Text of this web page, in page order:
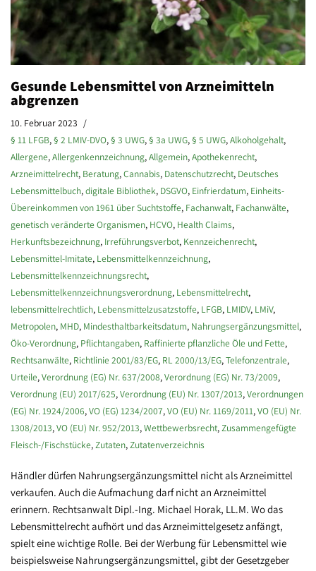
Gesunde Lebensmittel von Arzneimitteln
abgrenzen
10. Februar 2023
§ 11 LFGB,§ 2 LMIV-DVO,§ 3 UWG,§ 3a UWG,§ 5 UWG,Alkoholgehalt,
Allergene,Allergenkennzeichnung,Allgemein,Apothekenrecht,
Arzneimittelrecht, Beratung,Cannabis, Datenschutzrecht, Deutsches
Lebensmittelbuch,digitale Bibliothek, DSGVO, Einfrierdatum, Einheits-
Übereinkommen von 1961 über Suchtstoffe, Fachanwalt, Fachanwälte,
genetisch veränderte Organismen, HCVO, Health Claims,
Herkunftsbezeichnung, Irreführungsverbot, Kennzeichenrecht,
Lebensmittel-Imitate, Lebensmittelkennzeichnung,
Lebensmittelkennzeichnungsrecht,
Lebensmittelkennzeichnungsverordnung, Lebensmittelrecht,
lebensmittelrechtlich, Lebensmittelzusatzstoffe, LFGB, LMIDV, LMiV,
Metropolen, MHD, Mindesthaltbarkeitsdatum, Nahrungsergänzungsmittel,
Öko-Verordnung, Pflichtangaben, Raffinierte pflanzliche Öle und Fette,
Rechtsanwälte, Richtlinie 2001/83/EG, RL 2000/13/EG,Telefonzentrale,
Urteile,Verordnung (EG) Nr. 637/2008,Verordnung (EG) Nr. 73/2009,
Verordnung (EU) 2017/625,Verordnung (EU) Nr. 1307/2013,Verordnungen
(EG) Nr. 1924/2006,VO (EG) 1234/2007,VO (EU) Nr. 1169/2011,VO (EU) Nr.
1308/2013,VO (EU) Nr. 952/2013,Wettbewerbsrecht,Zusammengefügte
Fleisch-/Fischstücke,Zutaten,Zutatenverzeichnis
Händler dürfen Nahrungsergänzungsmittel nicht als Arzneimittel
verkaufen. Auch die Aufmachung darf nicht an Arzneimittel
erinnern. Rechtsanwalt Dipl.-Ing. Michael Horak, LL.M. Wo das
Lebensmittelrecht aufhört und das Arzneimittelgesetz anfängt,
spielt eine wichtige Rolle. Bei der Werbung für Lebensmittel wie
beispielsweise Nahrungsergänzungsmittel, gibt der Gesetzgeber